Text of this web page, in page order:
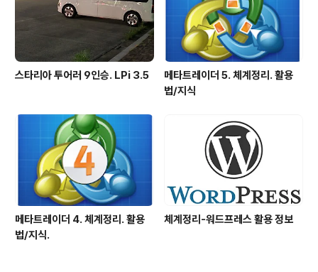
스타리아 투어러 9인승. LPi 3.5
메타트레이더 5. 체계정리. 활용
법/지식
메타트레이더 4. 체계정리. 활용
법/지식.
체계정리-워드프레스 활용 정보